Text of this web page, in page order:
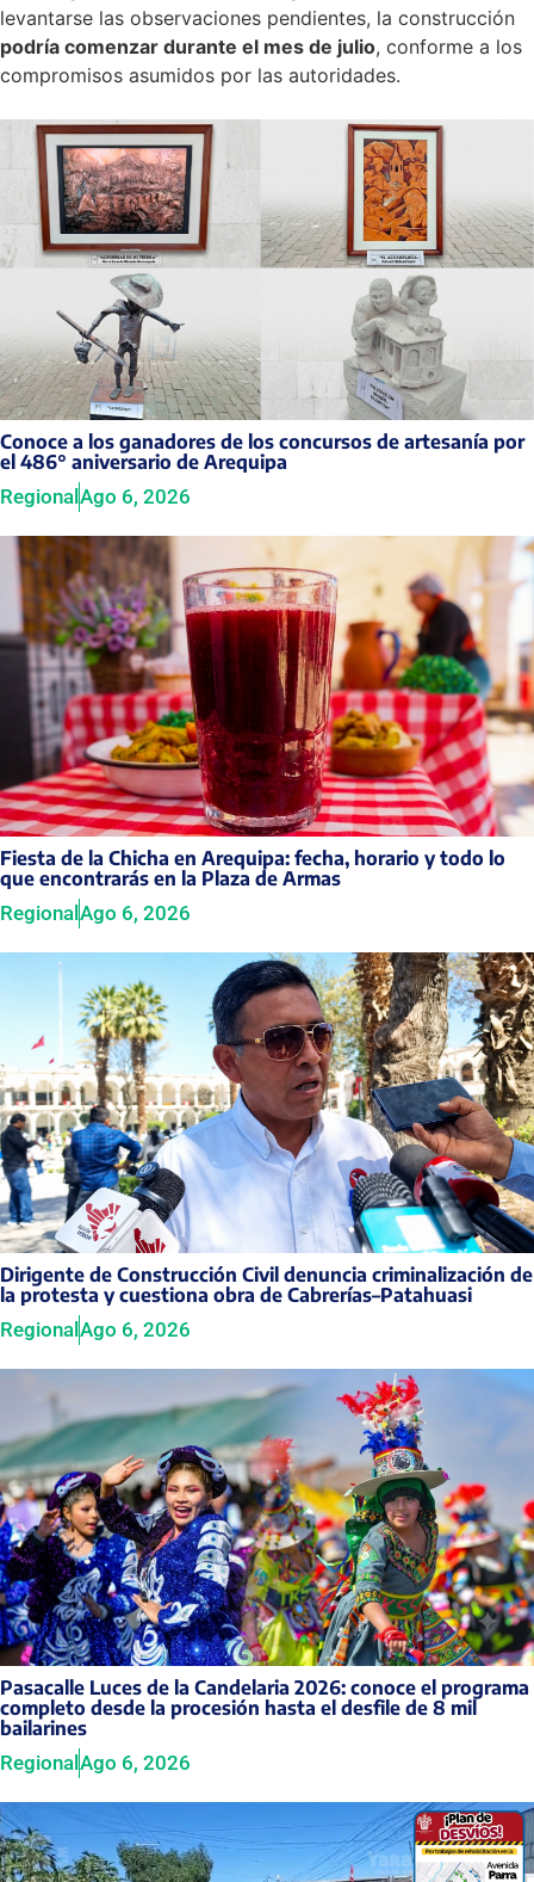
levantarse las observaciones pendientes, la construcción
podría comenzar durante el mes de julio, conforme a los
compromisos asumidos por las autoridades.
Conoce a los ganadores de los concursos de artesanía por
el 486° aniversario de Arequipa
RegionalAgo 6, 2026
Fiesta de la Chicha en Arequipa: fecha, horario y todo lo
que encontrarás en la Plaza de Armas
RegionalAgo 6, 2026
Dirigente de Construcción Civil denuncia criminalización de
la protesta y cuestiona obra de Cabrerías–Patahuasi
RegionalAgo 6, 2026
Pasacalle Luces de la Candelaria 2026: conoce el programa
completo desde la procesión hasta el desfile de 8 mil
bailarines
Regional Ago 6, 2026